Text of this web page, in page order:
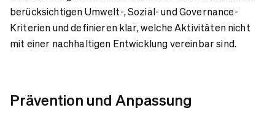
berücksichtigen Umwelt-, Sozial- und Governance-
Kriterien und definieren klar, welche Aktivitäten nicht
mit einer nachhaltigen Entwicklung vereinbar sind.
Prävention und Anpassung